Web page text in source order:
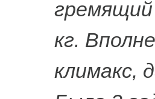
кг.
климакс,